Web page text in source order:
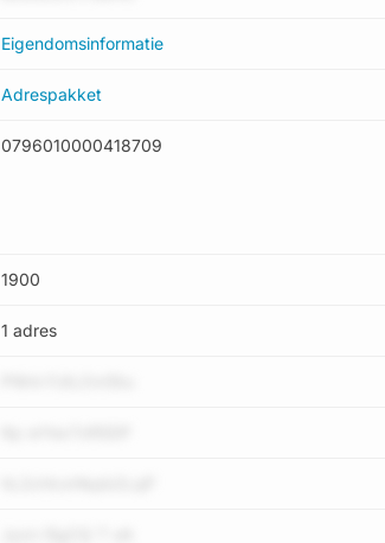
Eigendomsinformatie
Adrespakket
0796010000418709
1900
1 adres